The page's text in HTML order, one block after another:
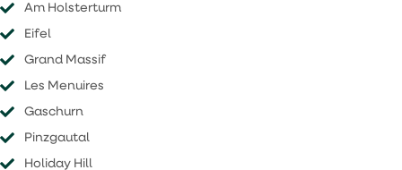
Am Holsterturm
Eifel
Grand Massif
Les Menuires
Gaschurn
Pinzgautal
Holiday Hill